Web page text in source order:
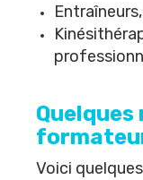
Voici